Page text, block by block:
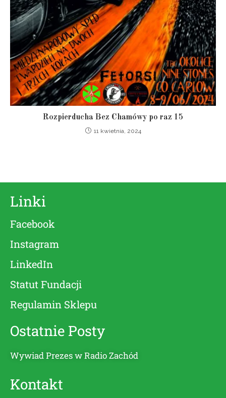
Rozpierducha Bez Chamówy po raz 15
11 kwietnia, 2024
Linki
Facebook
Instagram
LinkedIn
Statut Fundacji
Regulamin Sklepu
Ostatnie Posty
Wywiad Prezes w Radio Zachód
Kontakt